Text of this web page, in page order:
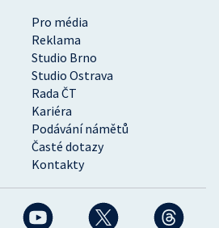
Pro média
Reklama
Studio Brno
Studio Ostrava
Rada ČT
Kariéra
Podávání námětů
Časté dotazy
Kontakty